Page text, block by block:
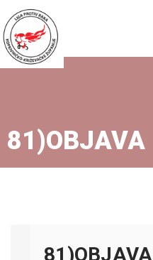
81)OBJAVA
81)OBJAVA